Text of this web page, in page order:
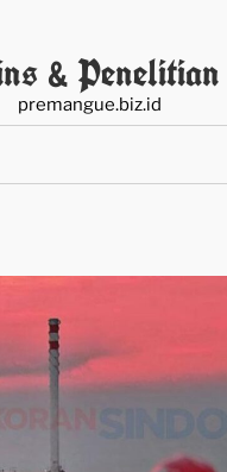
&
premangue.biz.id